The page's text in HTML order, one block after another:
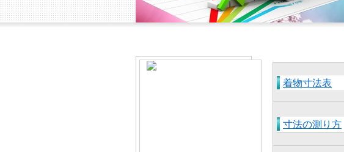
着物寸法表
寸法の測り方